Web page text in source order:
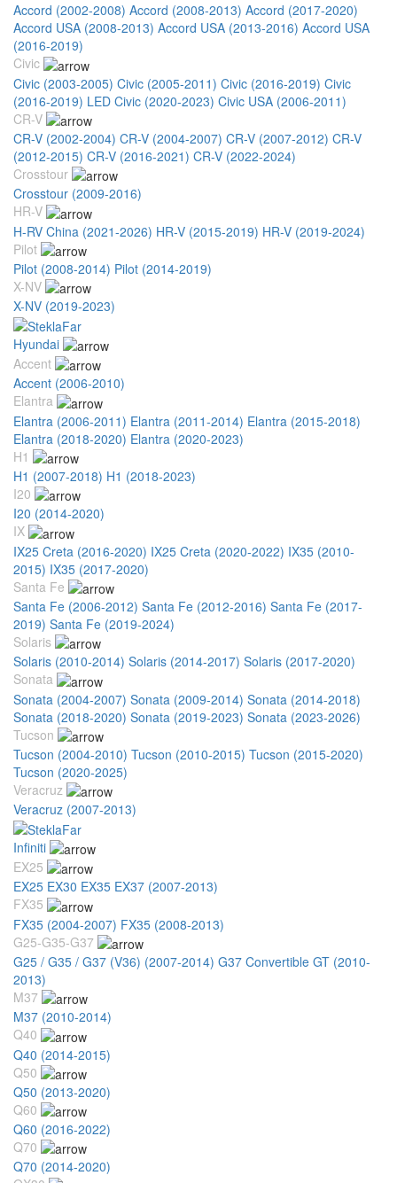
Accord (2002-2008) Accord (2008-2013) Accord (2017-2020)
Accord USA (2008-2013) Accord USA (2013-2016) Accord USA
(2016-2019)
Civic
Civic (2003-2005) Civic (2005-2011) Civic (2016-2019) Civic
(2016-2019) LED Civic (2020-2023) Civic USA (2006-2011)
CR-V
CR-V (2002-2004) CR-V (2004-2007) CR-V (2007-2012) CR-V
(2012-2015) CR-V (2016-2021) CR-V (2022-2024)
Crosstour
Crosstour (2009-2016)
HR-V
H-RV China (2021-2026) HR-V (2015-2019) HR-V (2019-2024)
Pilot
Pilot (2008-2014) Pilot (2014-2019)
X-NV
X-NV (2019-2023)
Hyundai
Accent
Accent (2006-2010)
Elantra
Elantra (2006-2011) Elantra (2011-2014) Elantra (2015-2018)
Elantra (2018-2020) Elantra (2020-2023)
H1
H1 (2007-2018) H1 (2018-2023)
I20
I20 (2014-2020)
IX
IX25 Creta (2016-2020) IX25 Creta (2020-2022) IX35 (2010-
2015) IX35 (2017-2020)
Santa Fe
Santa Fe (2006-2012) Santa Fe (2012-2016) Santa Fe (2017-
2019) Santa Fe (2019-2024)
Solaris
Solaris (2010-2014) Solaris (2014-2017) Solaris (2017-2020)
Sonata
Sonata (2004-2007) Sonata (2009-2014) Sonata (2014-2018)
Sonata (2018-2020) Sonata (2019-2023) Sonata (2023-2026)
Tucson
Tucson (2004-2010) Tucson (2010-2015) Tucson (2015-2020)
Tucson (2020-2025)
Veracruz
Veracruz (2007-2013)
Infiniti
EX25
EX25 EX30 EX35 EX37 (2007-2013)
FX35
FX35 (2004-2007) FX35 (2008-2013)
G25-G35-G37
G25 / G35 / G37 (V36) (2007-2014) G37 Convertible GT (2010-
2013)
M37
M37 (2010-2014)
Q40
Q40 (2014-2015)
Q50
Q50 (2013-2020)
Q60
Q60 (2016-2022)
Q70
Q70 (2014-2020)